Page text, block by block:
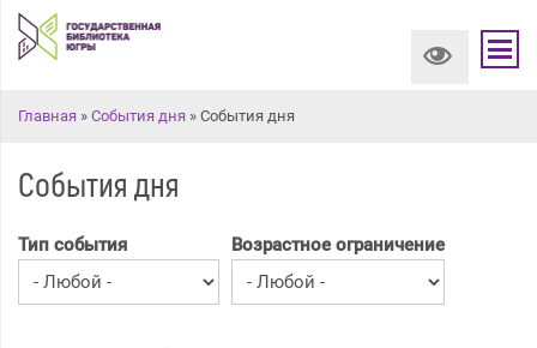
Вы здесь
Главная » События дня » События дня
События дня
Тип события Возрастное ограничение